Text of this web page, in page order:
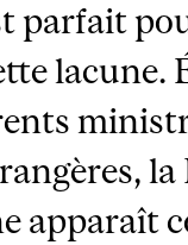
parfait
lacune.
la
apparaît